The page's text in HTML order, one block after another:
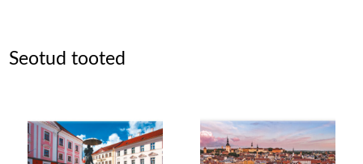
Seotud tooted